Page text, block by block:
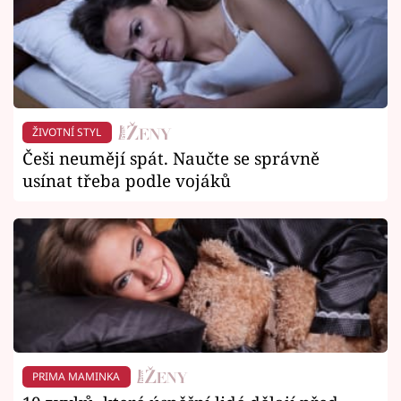
ŽIVOTNÍ STYL
Češi neumějí spát. Naučte se správně
usínat třeba podle vojáků
PRIMA MAMINKA